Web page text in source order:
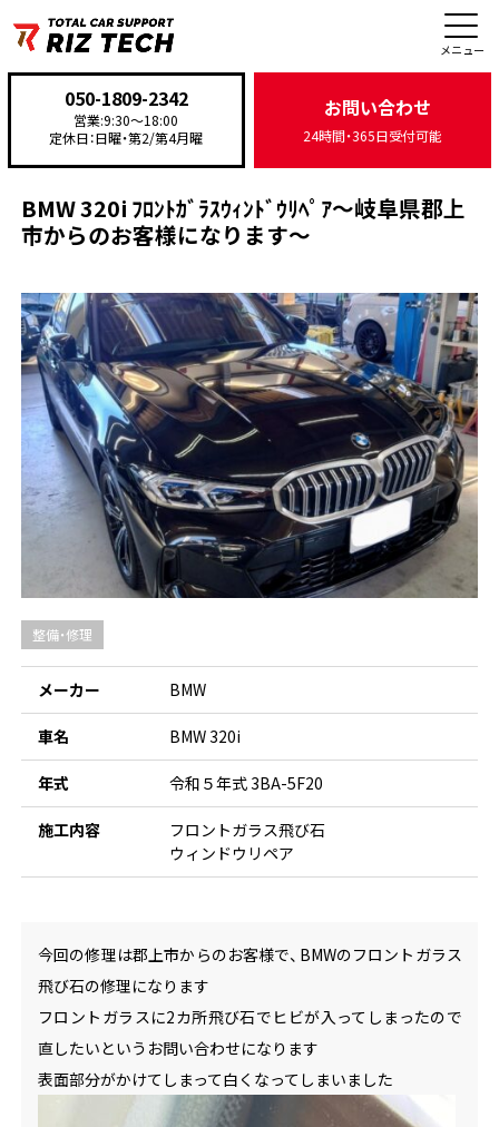
メニュー
050-1809-2342
営業:9:30〜18:00
定休日：日曜・第2/第4月曜
お問い合わせ
24時間・365日受付可能
施工事例>整備・修理>BMW 320i ﾌﾛﾝﾄｶﾞﾗｽｳｨﾝﾄﾞｳﾘﾍﾟｱ～岐阜県郡上市からのお
BMW 320i ﾌﾛﾝﾄｶﾞﾗｽｳｨﾝﾄﾞｳﾘﾍﾟｱ～岐阜県郡上
市からのお客様になります～
整備・修理
メーカー BMW
車名 BMW 320i
年式 令和５年式 3BA-5F20
施工内容
フロントガラス飛び石
ウィンドウリペア
今回の修理は郡上市からのお客様で、BMWのフロントガラス
飛び石の修理になります
フロントガラスに2カ所飛び石でヒビが入ってしまったので
直したいというお問い合わせになります
表面部分がかけてしまって白くなってしまいました